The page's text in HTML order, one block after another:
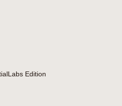
Edition